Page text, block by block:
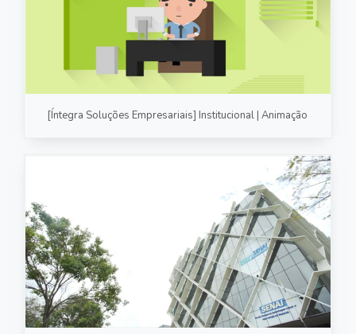
[Íntegra Soluções Empresariais] Institucional | Animação